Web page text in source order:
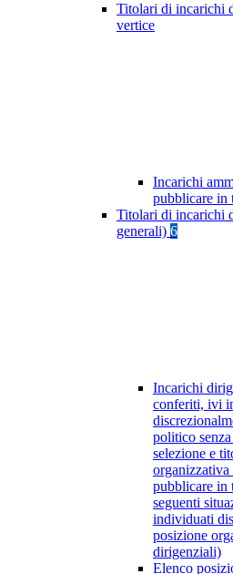
Titolari di incarichi
vertice
Incarichi
pubblicare in
Titolari di incarichi
generali) 6
Incarichi
conferiti, ivi
politico
selezione e
pubblicare in
seguenti
individuati
posizione
dirigenziali)
Elenco